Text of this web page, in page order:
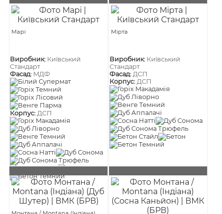
Марі
Виробник: Київський
Стандарт
Фасад: МДФ
Корпус: ДСП
Мірта
Виробник: Київський
Стандарт
Фасад: ДСП
Корпус: ДСП